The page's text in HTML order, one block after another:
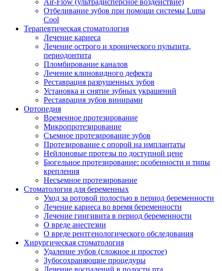
Отбеливание зубов при помощи системы Luma
Cool
Терапевтическая стоматология
Лечение кариеса
Лечение острого и хронического пульпита,
периодонтита
Пломбирование каналов
Лечение клиновидного дефекта
Реставрация разрушенных зубов
Установка и снятие зубных украшений
Реставрация зубов винирами
Ортопедия
Временное протезирование
Микропротезирование
Съемное протезирование зубов
Протезирование с опорой на имплантаты
Нейлоновые протезы по доступной цене
Бюгельное протезирование: особенности и типы
крепления
Несъемное протезирование
Стоматология для беременных
Уход за ротовой полостью в период беременности
Лечение кариеса во время беременности
Лечение гингивита в период беременности
О вреде анестезии
О вреде рентгенологического обследования
Хирургическая стоматология
Удаление зубов (сложное и простое)
Зубосохраняющие процедуры
Лечение воспалений в полости рта